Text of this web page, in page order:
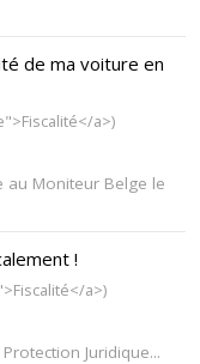
de ma voiture en
a>)
Moniteur Belge le
!
a>)
Juridique...